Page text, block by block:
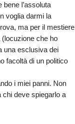
l’assoluta
voglia darmi la
ma per il mestiere
che ho
una esclusiva dei
facoltà di un politico
i miei panni. Non
chi deve spiegarlo a